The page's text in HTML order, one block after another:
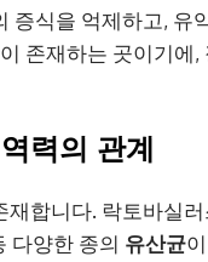
증식을 억제하고, 유
존재하는 곳이기에,
력의 관계
재합니다. 락토바실
다양한 종의 유산균이